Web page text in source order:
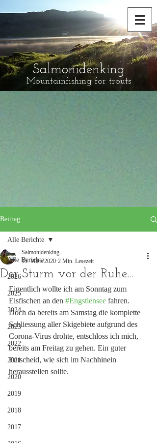
Salmonidenking
Mountainfishing for trouts
Beitrag
Alle Berichte
2026
2025
2024
2023
2022
2021
2020
2019
2018
2017
Alle Berichte
Der Sturm vor der Ruhe...
Salmonidenking
15. März 2020 2 Min. Lesezeit
Eigentlich wollte ich am Sonntag zum
Eisfischen an den #Engstlensee fahren.
Doch da bereits am Samstag die komplette
Schliessung aller Skigebiete aufgrund des
Corona-Virus drohte, entschloss ich mich,
bereits am Freitag zu gehen. Ein guter
Entscheid, wie sich im Nachhinein
herausstellen sollte.